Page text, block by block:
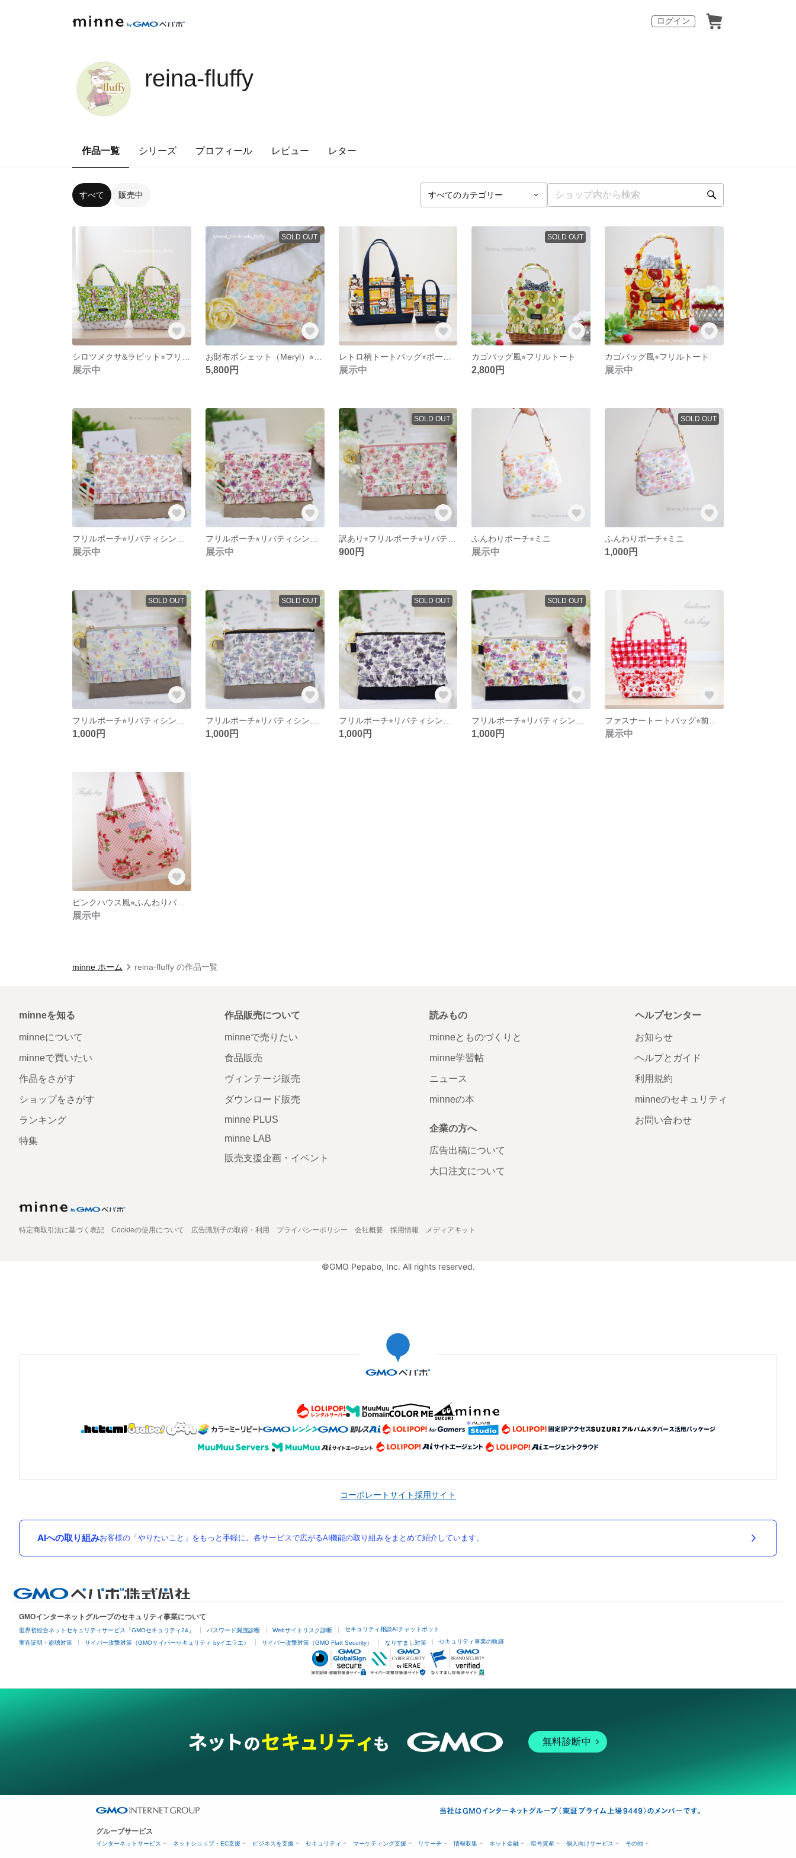
ログイン
reina-fluffy
作品一覧 シリーズ プロフィール レビュー レター
すべて 販売中
展示中
SOLD OUT
お財布ポシェット（Meryl）⭐︎コベントガーデン
5,800円 展示中
SOLD OUT
カゴバッグ風⭐︎フリルトート
2,800円
カゴバッグ風⭐︎フリルトート
展示中
展示中 展示中
SOLD OUT
900円
ふんわりポーチ⭐︎ミニ
展示中
SOLD OUT
ふんわりポーチ⭐︎ミニ
1,000円
SOLD OUT
1,000円
SOLD OUT
1,000円
SOLD OUT
1,000円
SOLD OUT
1,000円 展示中
ピンクハウス風⭐︎ふんわりバッグ
展示中
minne ホーム reina-fluffy の作品一覧
minneを知る
minneについて
minneで買いたい
作品をさがす
ショップをさがす
ランキング
特集
作品販売について
minneで売りたい
食品販売
ヴィンテージ販売
ダウンロード販売
minne PLUS
minne LAB
販売支援企画・イベント
読みもの
minneとものづくりと
minne学習帖
ニュース
minneの本
企業の方へ
広告出稿について
大口注文について
ヘルプセンター
お知らせ
ヘルプとガイド
利用規約
minneのセキュリティ
お問い合わせ
特定商取引法に基づく表記 Cookieの使用について 広告識別子の取得・利用 プライバシーポリシー 会社概要 採用情報 メディアキット
©GMO Pepabo, Inc. All rights reserved.
コーポレートサイト採用サイト
AIへの取り組みお客様の「やりたいこと」をもっと手軽に。各サービスで広がるAI機能の取り組みをまとめて紹介しています。
GMOインターネットグループのセキュリティ事業について
世界初総合ネットセキュリティサービス「GMOセキュリティ24」 パスワード漏洩診断 Webサイトリスク診断 セキュリティ相談AIチャットボット
実在証明・盗聴対策 サイバー攻撃対策（GMOサイバーセキュリティ byイエラエ） サイバー攻撃対策（GMO Flatt Security） なりすまし対策 セキュリティ事業の軌跡
無料診断中
グループサービス
インターネットサービス ネットショップ・EC支援 ビジネスを支援 セキュリティ マーケティング支援 リサーチ 情報収集 ネット金融 暗号資産 個人向けサービス その他